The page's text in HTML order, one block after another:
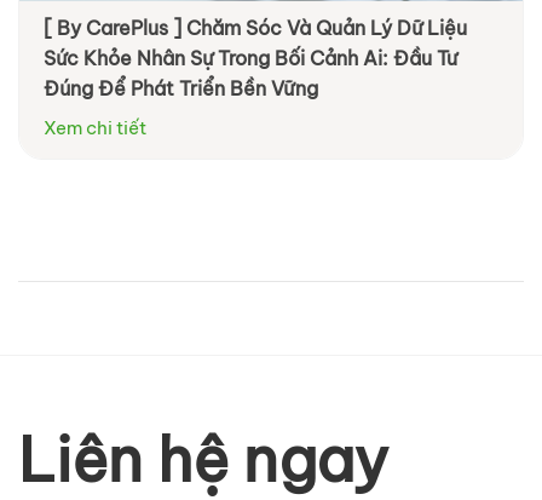
[ By CarePlus ] Chăm Sóc Và Quản Lý Dữ Liệu
Sức Khỏe Nhân Sự Trong Bối Cảnh Ai: Đầu Tư
Đúng Để Phát Triển Bền Vững
Xem chi tiết
Liên hệ ngay